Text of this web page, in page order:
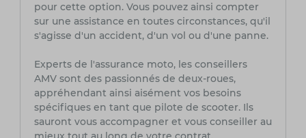
pour cette option. Vous pouvez ainsi compter
sur une assistance en toutes circonstances, qu'il
s'agisse d'un accident, d'un vol ou d'une panne.
Experts de l'assurance moto, les conseillers
AMV sont des passionnés de deux-roues,
appréhendant ainsi aisément vos besoins
spécifiques en tant que pilote de scooter. Ils
sauront vous accompagner et vous conseiller au